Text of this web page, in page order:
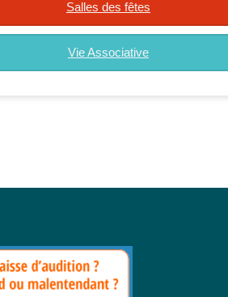
Salles des fêtes
Vie Associative